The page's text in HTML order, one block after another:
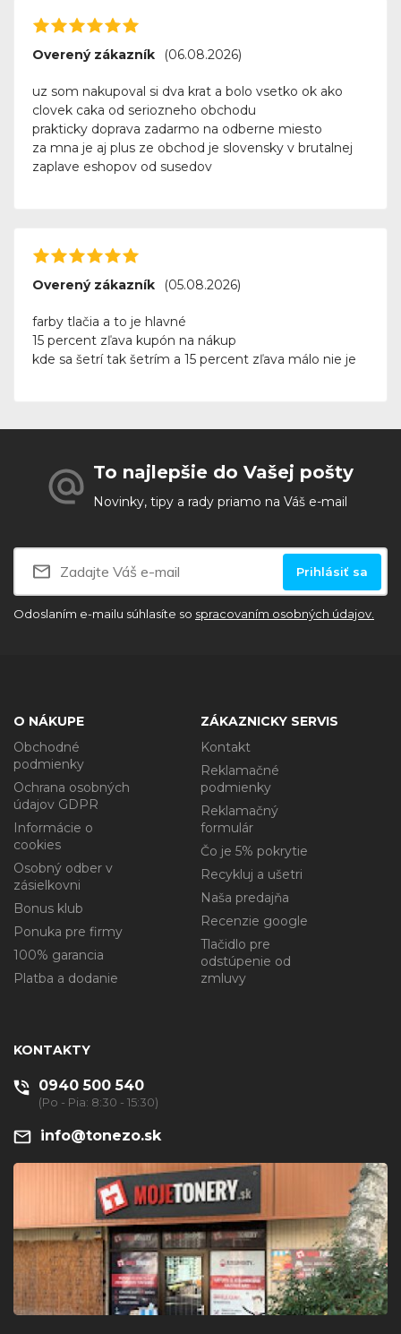
Overený zákazník (06.08.2026)
uz som nakupoval si dva krat a bolo vsetko ok ako
clovek caka od seriozneho obchodu
prakticky doprava zadarmo na odberne miesto
za mna je aj plus ze obchod je slovensky v brutalnej
zaplave eshopov od susedov
Overený zákazník (05.08.2026)
farby tlačia a to je hlavné
15 percent zľava kupón na nákup
kde sa šetrí tak šetrím a 15 percent zľava málo nie je
To najlepšie do Vašej pošty
Novinky, tipy a rady priamo na Váš e-mail
Prihlásiť sa
Odoslaním e-mailu súhlasíte so spracovaním osobných údajov.
O NÁKUPE
Obchodné
podmienky
Ochrana osobných
údajov GDPR
Informácie o
cookies
Osobný odber v
zásielkovni
Bonus klub
Ponuka pre firmy
100% garancia
Platba a dodanie
ZÁKAZNICKY SERVIS
Kontakt
Reklamačné
podmienky
Reklamačný
formulár
Čo je 5% pokrytie
Recykluj a ušetri
Naša predajňa
Recenzie google
Tlačidlo pre
odstúpenie od
zmluvy
KONTAKTY
0940 500 540
(Po - Pia: 8:30 - 15:30)
info@tonezo.sk